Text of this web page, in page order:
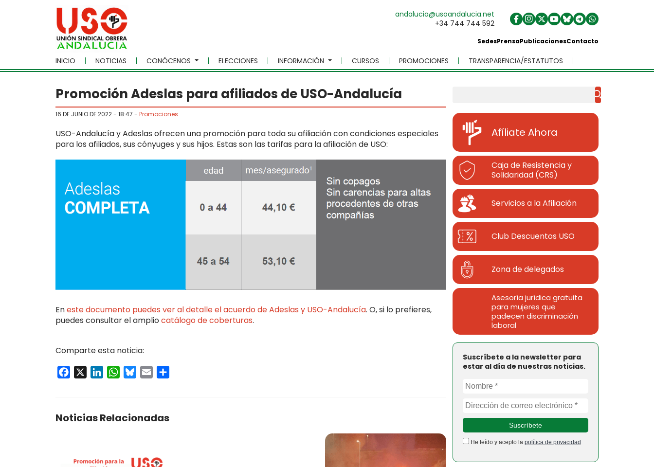
Skip to main content
andalucia@usoandalucia.net
+34 744 744 592
SedesPrensaPublicacionesContacto
INICIO NOTICIAS CONÓCENOS ELECCIONES INFORMACIÓN CURSOS PROMOCIONES TRANSPARENCIA/ESTATUTOS
Promoción Adeslas para afiliados de USO-Andalucía
16 DE JUNIO DE 2022 - 18:47 - Promociones
USO-Andalucía y Adeslas ofrecen una promoción para toda su afiliación con condiciones especiales
para los afiliados, sus cónyuges y sus hijos. Estas son las tarifas para la afiliación de USO:
Eneste documento puedes ver al detalle el acuerdo de Adeslas y USO-Andalucía. O, si lo prefieres,
puedes consultar el ampliocatálogo de coberturas.
Comparte esta noticia:
Facebook LinkedInWhatsApp
Bluesky
Email
Noticias Relacionadas
Afíliate Ahora
Caja de Resistencia y
Solidaridad (CRS)
Servicios a la Afiliación
Club Descuentos USO
Zona de delegados
Asesoría jurídica gratuita
para mujeres que
padecen discriminación
laboral
Suscríbete a la newsletter para
estar al día de nuestras noticias.
He leído y acepto la política de privacidad